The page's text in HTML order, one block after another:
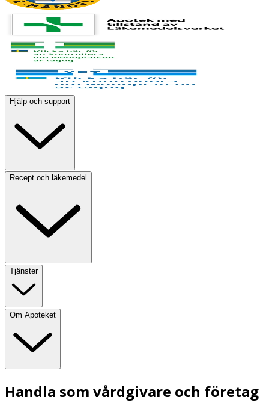
Hjälp och support
Recept och läkemedel
Tjänster
Om Apoteket
Handla som vårdgivare och företag